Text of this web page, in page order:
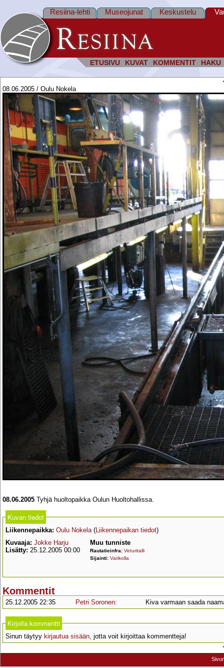
ETUSIVU KUVAT KOMMENTIT HAKU
Resiina-lehti Museojunat Keskustelu
08.06.2005 / Oulu Nokela
08.06.2005 Tyhjä huoltopaikka Oulun Huoltohallissa.
Kuvan tiedot
Liikennepaikka: Oulu Nokela(Liikennepaikan tiedot)
Kuvaaja: Jokke Harju
Lisätty: 25.12.2005 00:00
Muu tunniste
Rautatieinfra: Veturitalli
Sijainti: Varikolla
Kommentit
25.12.2005 22:35 Petri Soronen: Kiva varmaan saada
Kirjoita kommentti
Sinun täytyy kirjautua sisään, jotta voit kirjoittaa kommentteja!